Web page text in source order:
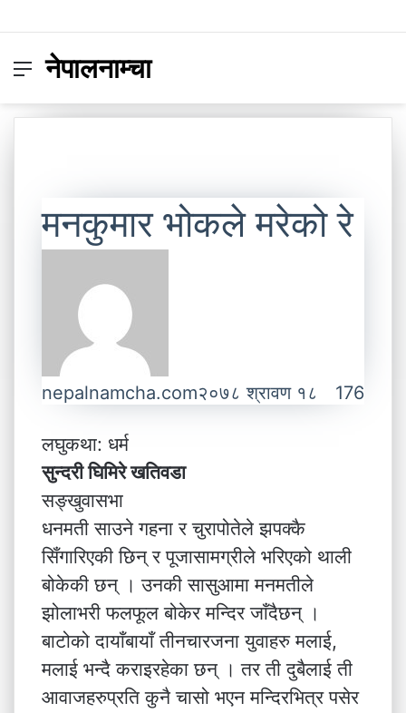
Menu
नेपालनाम्चा
मनकुमार भोकले मरेको रे
nepalnamcha.com२०७८ श्रावण १८ 176
लघुकथा: धर्म
सुन्दरी घिमिरे खतिवडा
सङ्खुवासभा
धनमती साउने गहना र चुरापोतेले झपक्कै
सिँगारिएकी छिन् र पूजासामग्रीले भरिएको थाली
बोकेकी छन् । उनकी सासुआमा मनमतीले
झोलाभरी फलफूल बोकेर मन्दिर जाँदैछन् ।
बाटोको दायाँबायाँ तीनचारजना युवाहरु मलाई,
मलाई भन्दै कराइरहेका छन् । तर ती दुबैलाई ती
आवाजहरुप्रति कुनै चासो भएन मन्दिरभित्र पसेर